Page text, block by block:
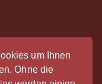
um Ihnen
Ohne die